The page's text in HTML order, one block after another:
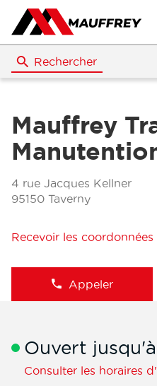
Rechercher
Mauffrey
4 rue Jacques Kellner
95150 Taverny
Recevoir les coordonnées
de
filiale
Mauffrey
Transport
Appeler
Afficher
le
téléphone
de
la
filiale
Ouvert
Consulter les horaires